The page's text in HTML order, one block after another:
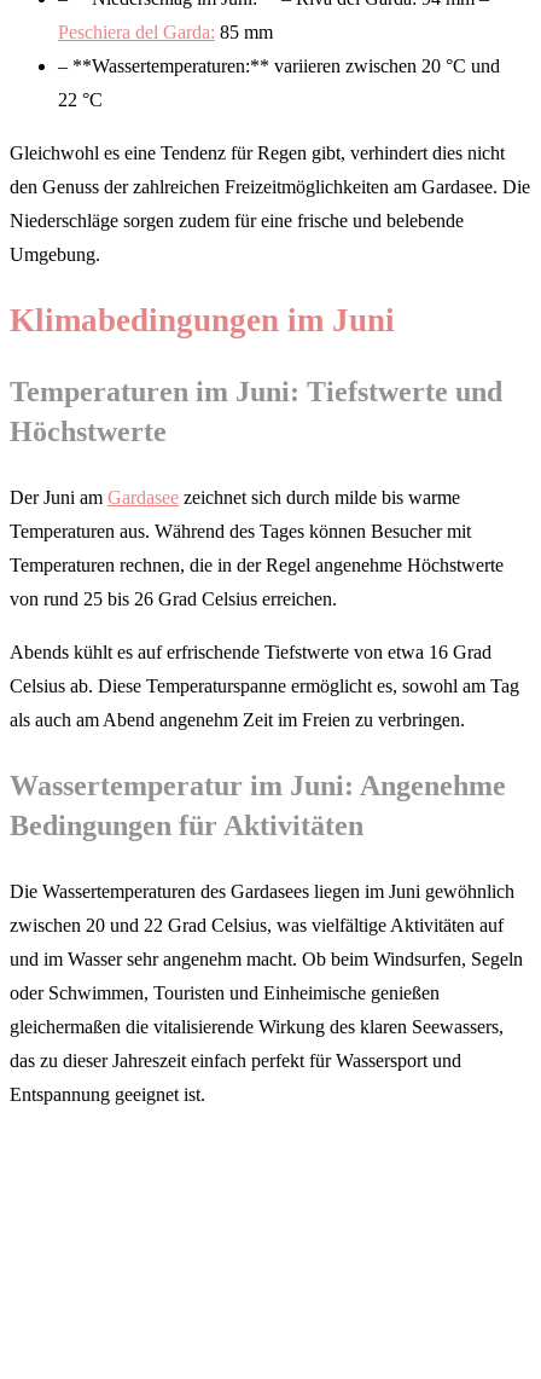
Peschiera del Garda: 85 mm
– **Wassertemperaturen:** variieren zwischen 20 °C und
22 °C
Gleichwohl es eine Tendenz für Regen gibt, verhindert dies nicht
den Genuss der zahlreichen Freizeitmöglichkeiten am Gardasee. Die
Niederschläge sorgen zudem für eine frische und belebende
Umgebung.
Klimabedingungen im Juni
Temperaturen im Juni: Tiefstwerte und
Höchstwerte
Der Juni am Gardasee zeichnet sich durch milde bis warme
Temperaturen aus. Während des Tages können Besucher mit
Temperaturen rechnen, die in der Regel angenehme Höchstwerte
von rund 25 bis 26 Grad Celsius erreichen.
Abends kühlt es auf erfrischende Tiefstwerte von etwa 16 Grad
Celsius ab. Diese Temperaturspanne ermöglicht es, sowohl am Tag
als auch am Abend angenehm Zeit im Freien zu verbringen.
Wassertemperatur im Juni: Angenehme
Bedingungen für Aktivitäten
Die Wassertemperaturen des Gardasees liegen im Juni gewöhnlich
zwischen 20 und 22 Grad Celsius, was vielfältige Aktivitäten auf
und im Wasser sehr angenehm macht. Ob beim Windsurfen, Segeln
oder Schwimmen, Touristen und Einheimische genießen
gleichermaßen die vitalisierende Wirkung des klaren Seewassers,
das zu dieser Jahreszeit einfach perfekt für Wassersport und
Entspannung geeignet ist.